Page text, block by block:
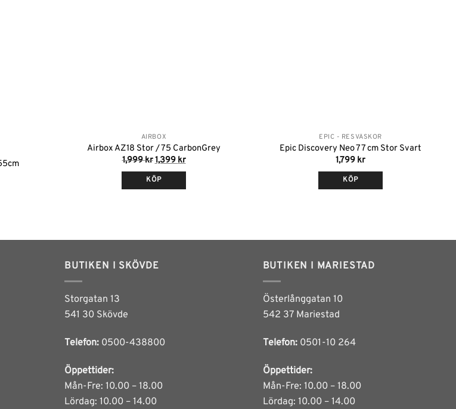
AIRBOX
Airbox AZ18 Stor / 75 CarbonGrey
1,999krDet
priset
var:
1,999 kr.
1,399 krDet
1,399 kr.
KÖP
EPIC - RESVÄSKOR
Epic Discovery Neo 77 cm Stor Svart
1,799 kr
KÖP
BUTIKEN I SKÖVDE
Storgatan 13
541 30 Skövde
Telefon: 0500-438800
Öppettider:
Mån-Fre: 10.00 – 18.00
Lördag: 10.00 – 14.00
BUTIKEN I MARIESTAD
Österlånggatan 10
542 37 Mariestad
Telefon: 0501-10 264
Öppettider:
Mån-Fre: 10.00 – 18.00
Lördag: 10.00 – 14.00